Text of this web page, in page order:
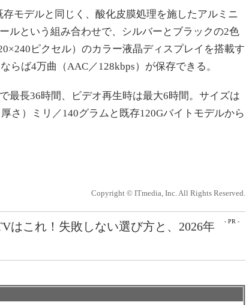
モデルと同じく、酸化皮膜処理を施したアルミニ
ルという組み合わせで、シルバーとブラックの2色
ピクセル）のカラー液晶ディスプレイを搭載す
らば4万曲（AAC／128kbps）が保存できる。
最長36時間、ビデオ再生時は最大6時間。サイズは
さ）ミリ／140グラムと既存120Gバイトモデルから
Copyright © ITmedia, Inc. All Rights Reserved.
- PR -
はこれ！失敗しない選び方と、2026年